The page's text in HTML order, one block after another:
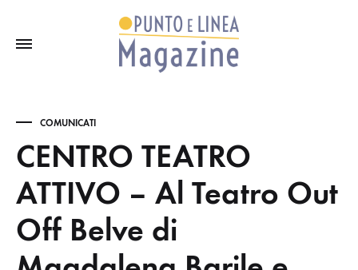
COMUNICATI
CENTRO TEATRO
ATTIVO – Al Teatro Out
Off Belve di